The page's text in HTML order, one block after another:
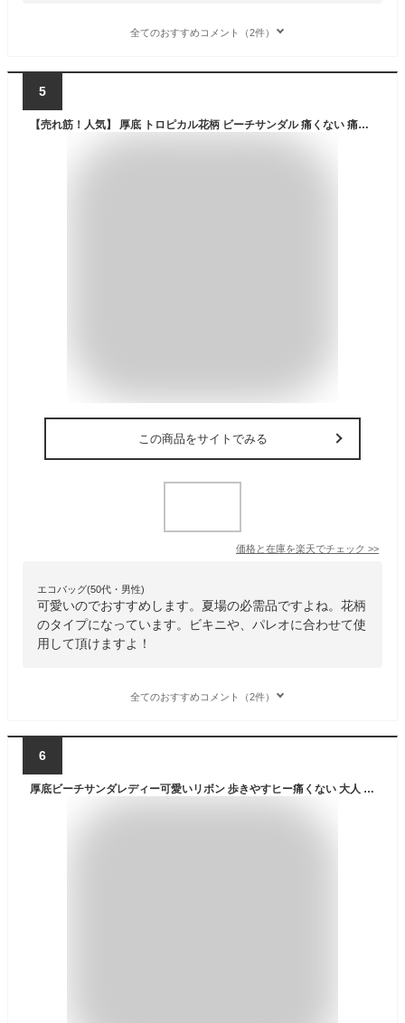
全てのおすすめコメント（2件）
5
【売れ筋！人気】 厚底 トロピカル花柄 ビーチサンダル 痛くない 痛くならない ビーサン スタイルアップ 美脚 脚長 レディース 超軽量 トングサンダル スポーツサンダル 軽い 海 海水浴 海用 海辺 浴衣 花火 プール レジャー 旅行 春 夏 秋 歩きやすい お出かけ カジュアル
この商品をサイトでみる
価格と在庫を楽天でチェック >>
エコバッグ(50代・男性)
可愛いのでおすすめします。夏場の必需品ですよね。花柄
のタイプになっています。ビキニや、パレオに合わせて使
用して頂けますよ！
全てのおすすめコメント（2件）
6
厚底ビーチサンダレディー可愛いリボン 歩きやすヒー痛くない 大人 レジャータウン用 女性用 履き心地 おしゃれ ビーサン 選べ38/ブラック